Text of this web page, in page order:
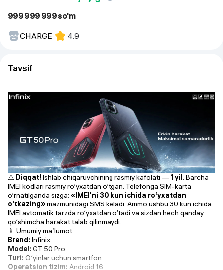
999 999 999 so'm
CHARGE
4.9
Tavsif
⚠️ Diqqat! Ishlab chiqaruvchining rasmiy kafolati — 1 yil. Barcha
IMEI kodlari rasmiy ro‘yxatdan o‘tgan. Telefonga SIM-karta
o‘rnatilganda sizga: «IMEI'ni 30 kun ichida ro‘yxatdan
o‘tkazing»mazmunidagi SMS keladi. Ammo ushbu 30 kun ichida
IMEI avtomatik tarzda ro‘yxatdan o‘tadi va sizdan hech qanday
qo‘shimcha harakat talab qilinmaydi.
📱 Umumiy ma’lumot
Brend: Infinix
Model: GT 50 Pro
Turi: O‘yinlar uchun smartfon
Operatsion tizim: Android 16